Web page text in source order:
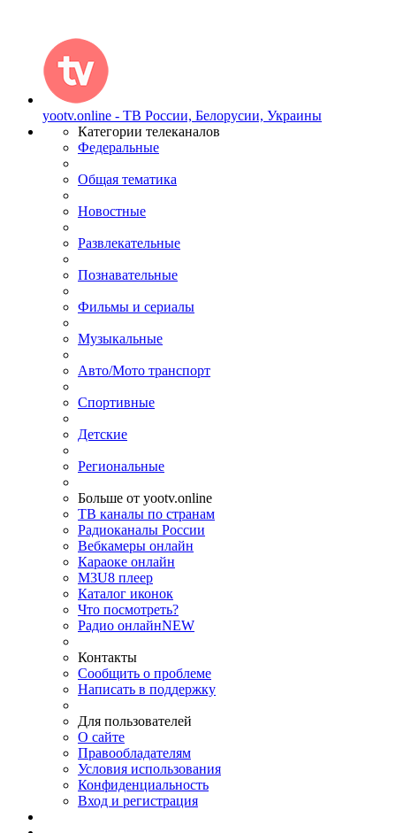
yootv.online - ТВ России, Белорусии, Украины
Категории телеканалов
Федеральные
Общая тематика
Новостные
Развлекательные
Познавательные
Фильмы и сериалы
Музыкальные
Авто/Мото транспорт
Спортивные
Детские
Региональные
Больше от yootv.online
ТВ каналы по странам
Радиоканалы России
Вебкамеры онлайн
Караоке онлайн
M3U8 плеер
Каталог иконок
Что посмотреть?
Радио онлайнNEW
Контакты
Сообщить о проблеме
Написать в поддержку
Для пользователей
О сайте
Правообладателям
Условия использования
Конфиденциальность
Вход и регистрация